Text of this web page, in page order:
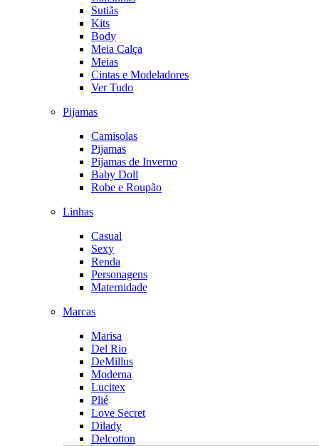
Sutiãs
Kits
Body
Meia Calça
Meias
Cintas e Modeladores
Ver Tudo
Pijamas
Camisolas
Pijamas
Pijamas de Inverno
Baby Doll
Robe e Roupão
Linhas
Casual
Sexy
Renda
Personagens
Maternidade
Marcas
Marisa
Del Rio
DeMillus
Moderna
Lucitex
Plié
Love Secret
Dilady
Delcotton